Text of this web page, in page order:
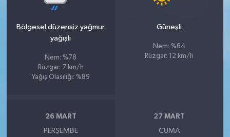
Bölgesel düzensiz yağmur
yağışlı
Nem: %78
Rüzgar: 7 km/h
Yağış Olasılığı: %89
Güneşli
Nem: %64
Rüzgar: 12 km/h
26 MART
PERŞEMBE
27 MART
CUMA